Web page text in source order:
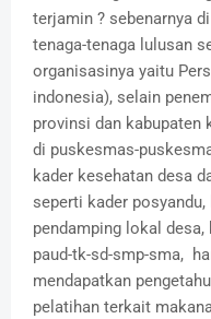
terjamin ? sebenarnya
tenaga-tenaga lulusan
organisasinya yaitu
indonesia), selain
provinsi dan kabupaten
di puskesmas-
kader kesehatan desa
seperti kader
pendamping lokal
paud-tk-sd-smp-sma,
mendapatkan
pelatihan terkait